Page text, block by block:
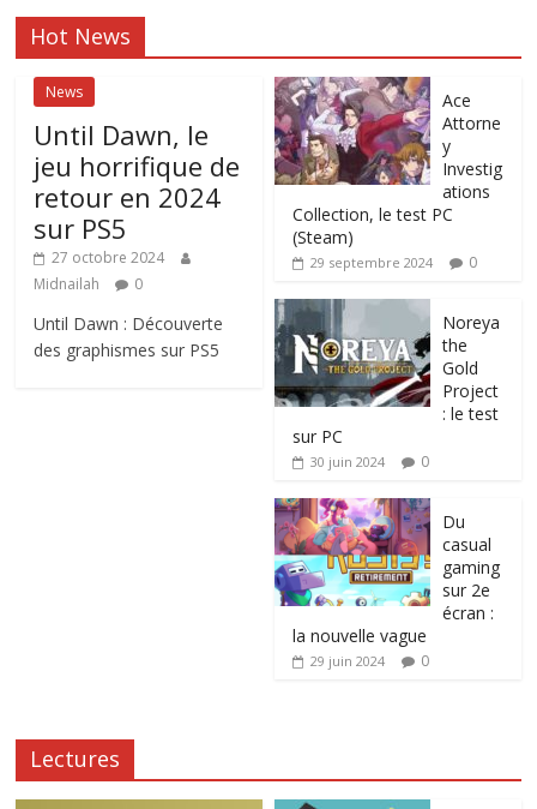
Hot News
News
Until Dawn, le
jeu horrifique de
retour en 2024
sur PS5
27 octobre 2024
Midnailah
0
Until Dawn : Découverte
des graphismes sur PS5
Ace
Attorne
y
Investig
ations
Collection, le test PC
(Steam)
29 septembre 2024 0
Noreya
the
Gold
Project
: le test
sur PC
30 juin 2024 0
Du
casual
gaming
sur 2e
écran :
la nouvelle vague
29 juin 2024 0
Lectures